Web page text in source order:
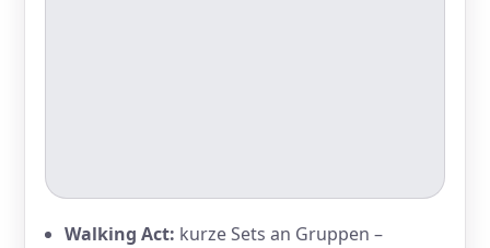
Walking Act: kurze Sets an Gruppen –